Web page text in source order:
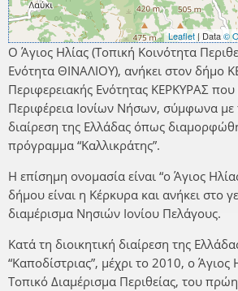
Leaflet | Data©
Ο Άγιος Ηλίας (Τοπική Κοινότητα
Ενότητα ΘΙΝΑΛΙΟΥ), ανήκει στον δήμο
Περιφερειακής Ενότητας ΚΕΡΚΥΡΑΣ που
Περιφέρεια Ιονίων Νήσων, σύμφωνα με
διαίρεση της Ελλάδας όπως
πρόγραμμα “Καλλικράτης”.
Η επίσημη ονομασία είναι “ο Άγιος
δήμου είναι η Κέρκυρα και ανήκει στο
διαμέρισμα Νησιών Ιονίου Πελάγους.
Κατά τη διοικητική διαίρεση της
“Καποδίστριας”, μέχρι το 2010, ο Άγιος
Τοπικό Διαμέρισμα Περιθείας, του